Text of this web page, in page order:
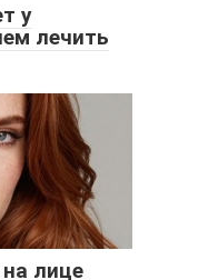
у
лечить
лице